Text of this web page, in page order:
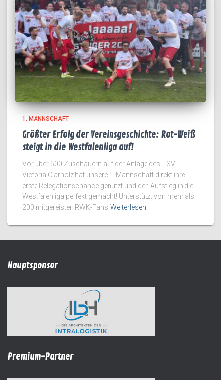
1. MANNSCHAFT
Größter Erfolg der Vereinsgeschichte: Rot-Weiß
steigt in die Westfalenliga auf!
Vor über 500 Zuschauern auf der Anlage des TSV
Victoria Clarholz hat unsere 1. Mannschaft direkt ihre
erste Relegationschance genutzt und den Aufstieg in die
Westfalenliga perfekt gemacht! Unterstützt von mehr als
200 mitgereisten RWK-Fans Weiterlesen
Hauptsponsor
Premium-Partner